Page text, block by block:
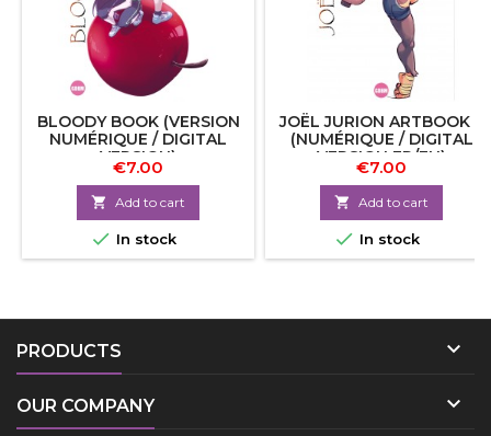
BLOODY BOOK (VERSION
NUMÉRIQUE / DIGITAL
VERSION)
€7.00
 Add to cart
 In stock
JOËL JURION ARTBOOK 3
(NUMÉRIQUE / DIGITAL
VERSION FR/EN)
€7.00
 Add to cart
 In stock
PRODUCTS 
OUR COMPANY 